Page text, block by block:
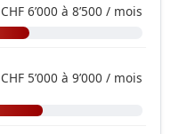
CHF 6’000 à 8’500 / mois
CHF 5’000 à 9’000 / mois